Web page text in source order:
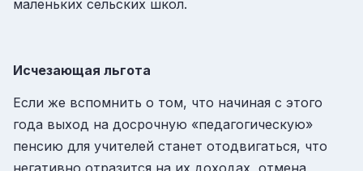
маленьких сельских школ.
Исчезающая льгота
Если же вспомнить о том, что начиная с этого
года выход на досрочную «педагогическую»
пенсию для учителей станет отодвигаться, что